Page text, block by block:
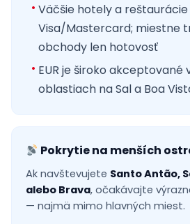
Väčšie hotely a
Visa/Mastercard; miestne
obchody len hotovosť
EUR je široko
oblastiach na Sal a Boa
Pokrytie na menších
Ak navštevujete Santo Antão,
alebo Brava, očakávajte
— najmä mimo hlavných miest.